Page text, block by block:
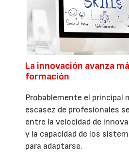
La innovación avanza
formación
Probablemente el principal
escasez de profesionales
entre la velocidad de
y la capacidad de los
para adaptarse.